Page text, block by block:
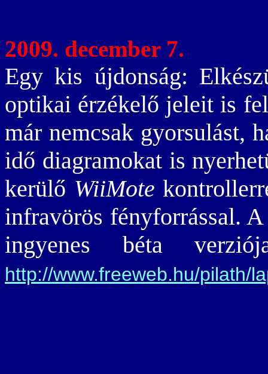
2009. december 7.
Egy kis újdonság:
optikai érzékelő jeleit is
már nemcsak gyorsulást,
idő diagramokat is
kerülő WiiMote
infravörös fényforrással.
ingyenes béta
http://www.freeweb.hu/pilath/